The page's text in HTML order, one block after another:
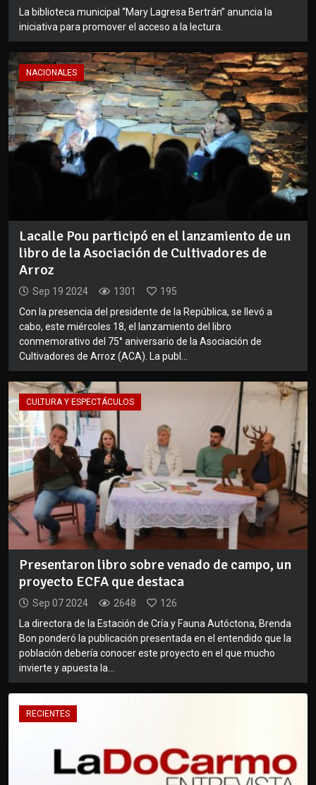
La biblioteca municipal “Mary Lagresa Bertrán” anuncia la
iniciativa para promover el acceso a la lectura.
NACIONALES
Lacalle Pou participó en el lanzamiento de un
libro de la Asociación de Cultivadores de
Arroz
Sep 19 2024 1301
195
Con la presencia del presidente de la República, se llevó a
cabo, este miércoles 18, el lanzamiento del libro
conmemorativo del 75° aniversario de la Asociación de
Cultivadores de Arroz (ACA). La publ...
CULTURA Y ESPECTÁCULOS
Presentaron libro sobre venado de campo, un
proyecto ECFA que destaca
Sep 07 2024 2648
126
La directora de la Estación de Cría y Fauna Autóctona, Brenda
Bon ponderó la publicación presentada en el entendido que la
población debería conocer este proyecto en el que mucho
invierte y apuesta la...
RECIENTES